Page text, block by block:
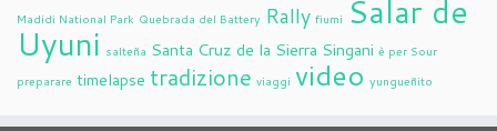
Madidi National Park Quebrada del Battery Rally fiumi Salar de
Uyuni salteña Santa Cruz de la Sierra Singani è per Sour
preparare timelapse tradizione viaggi video yungueñito